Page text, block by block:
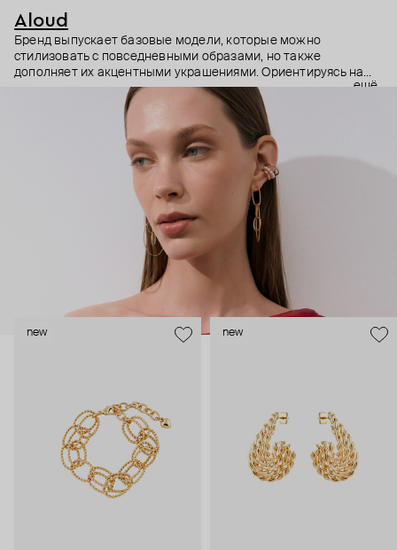
Aloud
Бренд выпускает базовые модели, которые можно
стилизовать с повседневными образами, но также
дополняет их акцентными украшениями. Ориентируясь на
долгосрочные тренды, вдохновляясь культурой, искусством и
людьми, Aloud показывает коллекции несколько раз в год. А
в названии бренда зашифрован призыв слушать внутренний
голос и транслировать его через украшения.
ещё
new new